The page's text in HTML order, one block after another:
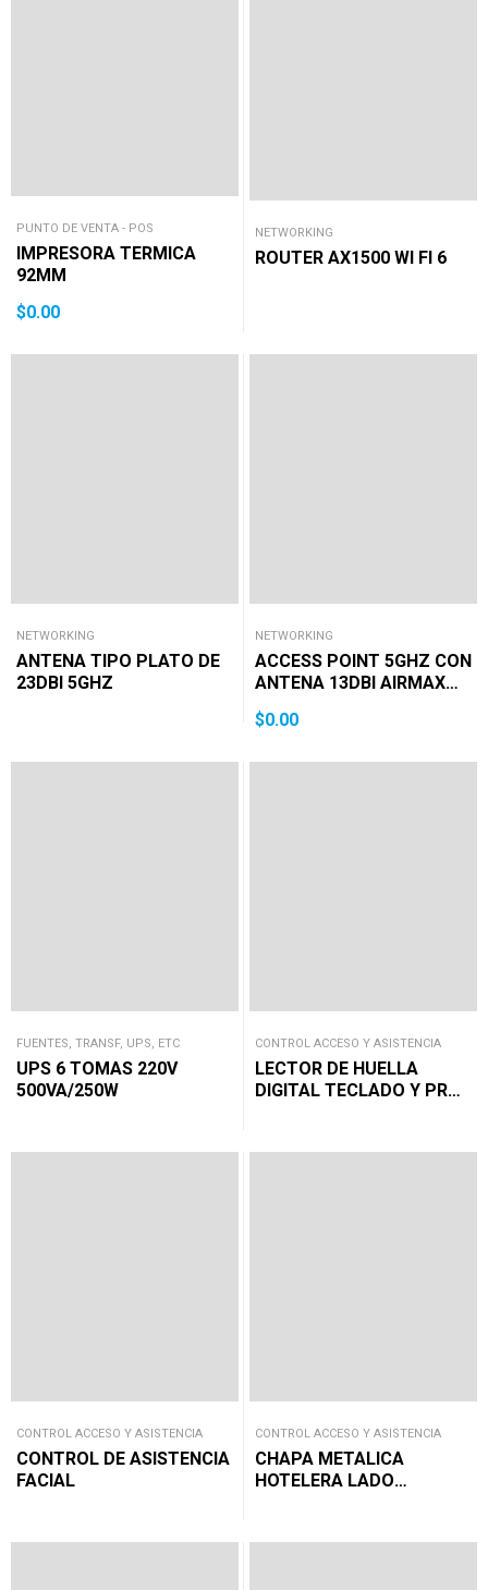
PUNTO DE VENTA - POS
IMPRESORA TERMICA
92MM
$0.00
NETWORKING
ROUTER AX1500 WI FI 6
NETWORKING
ANTENA TIPO PLATO DE
23DBI 5GHZ
NETWORKING
ACCESS POINT 5GHZ CON
ANTENA 13DBI AIRMAX
$0.00
FUENTES, TRANSF, UPS, ETC
UPS 6 TOMAS 220V
500VA/250W
CONTROL ACCESO Y ASISTENCIA
LECTOR DE HUELLA
DIGITAL TECLADO Y PROX
CONTROL ACCESO Y ASISTENCIA
CONTROL DE ASISTENCIA
FACIAL
CONTROL ACCESO Y ASISTENCIA
CHAPA METALICA
HOTELERA LADO